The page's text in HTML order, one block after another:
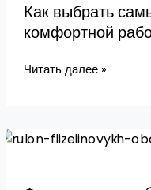
Как выбрать
комфортной
Читать далее »
Флизелиновые